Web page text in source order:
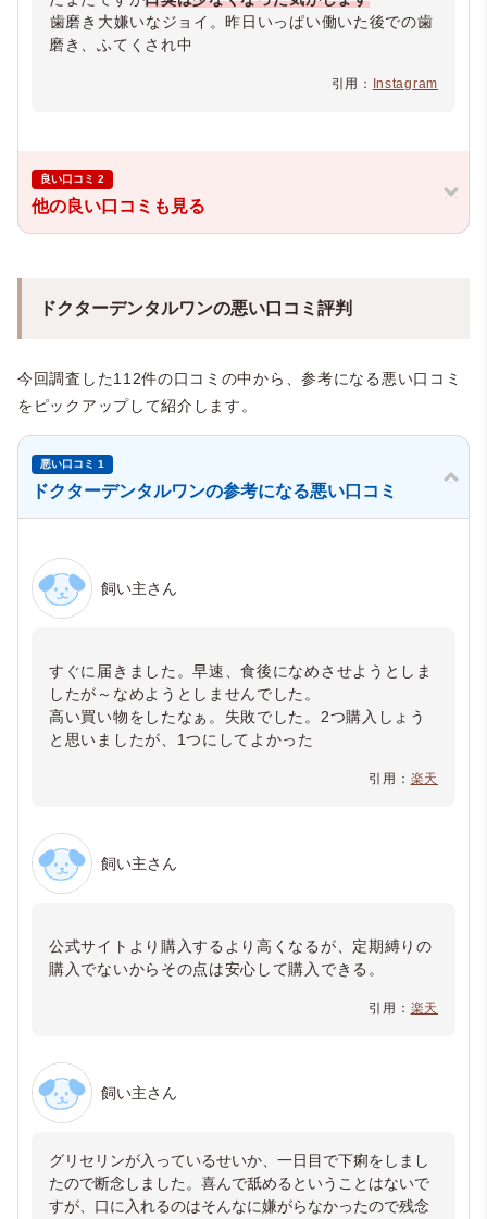
⁡歯磨き大嫌いなジョイ。昨日いっぱい働いた後での歯
磨き、ふてくされ中⁡
引用： Instagram
良い口コミ 2
他の良い口コミも見る
ドクターデンタルワンの悪い口コミ評判
今回調査した112件の口コミの中から、参考になる悪い口コミ
をピックアップして紹介します。
悪い口コミ 1
ドクターデンタルワンの参考になる悪い口コミ
飼い主さん
すぐに届きました。早速、食後になめさせようとしま
したが～なめようとしませんでした。
高い買い物をしたなぁ。失敗でした。2つ購入しょう
と思いましたが、1つにしてよかった
引用： 楽天
飼い主さん
公式サイトより購入するより高くなるが、定期縛りの
購入でないからその点は安心して購入できる。
引用： 楽天
飼い主さん
グリセリンが入っているせいか、一日目で下痢をしまし
たので断念しました。喜んで舐めるということはないで
すが、口に入れるのはそんなに嫌がらなかったので残念